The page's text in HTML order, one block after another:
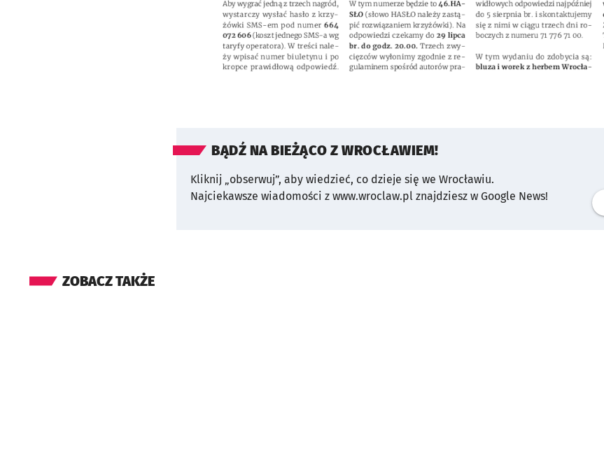
BĄDŹ NA BIEŻĄCO Z WROCŁAWIEM!
Kliknij „obserwuj”, aby wiedzieć, co dzieje się we Wrocławiu.
Najciekawsze wiadomości z www.wroclaw.pl znajdziesz w Google News!
ZOBACZ TAKŻE